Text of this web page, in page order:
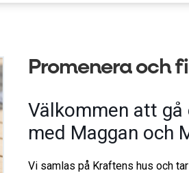
Promenera och
Välkommen att
med Maggan och
Vi samlas på Kraftens hus och